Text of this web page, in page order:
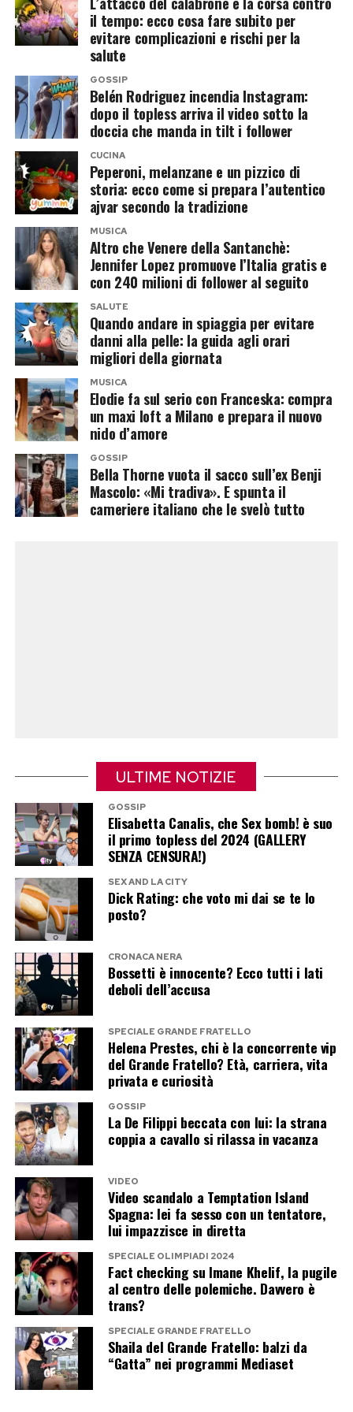
Il nuovo nido d’amore nel cuore di
Milano
Per Elodie si apre così un nuovo capitolo,
sentimentale e immobiliare. La cantante
continua a vivere una delle fasi più fortunate
della propria carriera e, sul piano privato,
sembra aver trovato accanto a Franceska una
stabilità che non ha più bisogno di essere
nascosta.
Da settembre, la coppia dovrebbe lasciare la
casa sui Navigli per trasferirsi nel nuovo loft. Più
spazio, più comfort e soprattutto più libertà per
vivere un amore che, tra una paparazzata e
l’altra, ha ormai smesso di essere un segreto.
Post Views: 90
trasformare ogni incontro in un racconto.
Antonello Venditti ha invece scritto: «Hai
lasciato questo mondo infame. Ci mancherai»,
citando uno dei versi più celebri dell’amico.
Fiorella Mannoia ha affidato il suo addio a una
sola frase, tanto essenziale quanto dolorosa:
«Oggi siamo tutti un po’ più soli. Ciao Cirano».
Il ricordo di Cristiano De André,
Finardi e Zucchero
Tra gli omaggi più intensi c’è quello di Cristiano
De André, che ha accostato Guccini al padre
Fabrizio: «Come mio padre ha rappresentato
una voce libera, capace di raccontare il nostro
Paese con poesia, impegno civile e spirito di
resistenza».
Eugenio Finardi lo ha definito «una delle figure
più importanti del dopoguerra italiano»,
ricordando come con lui si chiuda un’altra pagina
irripetibile del grande cantautorato.
cinema, la televisione e le istituzioni. Fabio Fazio
ha parlato della scomparsa di «un pezzo della
nostra vita», mentre Alessandro Gassmann lo
ha ricordato come un uomo «sempre dalla
stessa parte, con intelligenza e poesia».
Il sindaco di Bologna Matteo Lepore ha scritto
che «piange Bologna e piange tutta l’Italia»,
annunciando il cordoglio della città che più di
ogni altra ha identificato Guccini con la propria
storia. Anche il Comune di Modena proclamerà il
lutto cittadino nel giorno dei funerali.
Per un giorno, almeno, si sono fermate
appartenenze politiche, differenze artistiche e
rivalità generazionali. È rimasto soltanto il
saluto corale a un autore che, con le sue
canzoni, ha raccontato come pochi altri l’Italia, le
sue contraddizioni, le sue speranze e le sue
malinconie. Per questo, nei messaggi pubblicati
in queste ore, c’è una parola che ritorna più di
tutte:Maestro
Post Views: 243
il tempo: ecco cosa fare subito per
evitare complicazioni e rischi per la
salute
GOSSIP
Belén Rodriguez incendia Instagram:
dopo il topless arriva il video sotto la
doccia che manda in tilt i follower
CUCINA
Peperoni, melanzane e un pizzico di
storia: ecco come si prepara l’autentico
ajvar secondo la tradizione
MUSICA
Altro che Venere della Santanchè:
Jennifer Lopez promuove l’Italia gratis e
con 240 milioni di follower al seguito
SALUTE
Quando andare in spiaggia per evitare
danni alla pelle: la guida agli orari
migliori della giornata
MUSICA
Elodie fa sul serio con Franceska: compra
un maxi loft a Milano e prepara il nuovo
nido d’amore
GOSSIP
Bella Thorne vuota il sacco sull’ex Benji
Mascolo: «Mi tradiva». E spunta il
cameriere italiano che le svelò tutto
ULTIME NOTIZIE
GOSSIP
Elisabetta Canalis, che Sex bomb! è suo
il primo topless del 2024 (GALLERY
SENZA CENSURA!)
SEX AND LA CITY
Dick Rating: che voto mi dai se te lo
posto?
CRONACA NERA
Bossetti è innocente? Ecco tutti i lati
deboli dell’accusa
SPECIALE GRANDE FRATELLO
Helena Prestes, chi è la concorrente vip
del Grande Fratello? Età, carriera, vita
privata e curiosità
GOSSIP
La De Filippi beccata con lui: la strana
coppia a cavallo si rilassa in vacanza
VIDEO
Video scandalo a Temptation Island
Spagna: lei fa sesso con un tentatore,
lui impazzisce in diretta
SPECIALE OLIMPIADI 2024
Fact checking su Imane Khelif, la pugile
al centro delle polemiche. Davvero è
trans?
SPECIALE GRANDE FRATELLO
Shaila del Grande Fratello: balzi da
“Gatta” nei programmi Mediaset